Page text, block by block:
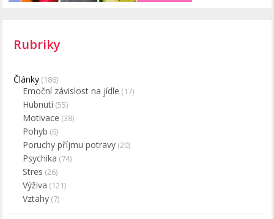
Rubriky
Články (186)
Emoční závislost na jídle (17)
Hubnutí(55)
Motivace (38)
Pohyb (6)
Poruchy příjmu potravy (20)
Psychika (74)
Stres (26)
Výživa (121)
Vztahy (7)